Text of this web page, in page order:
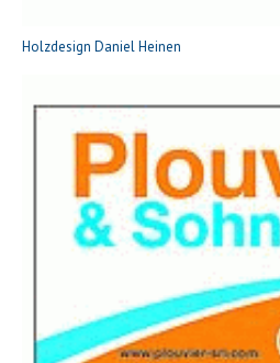
Holzdesign Daniel Heinen